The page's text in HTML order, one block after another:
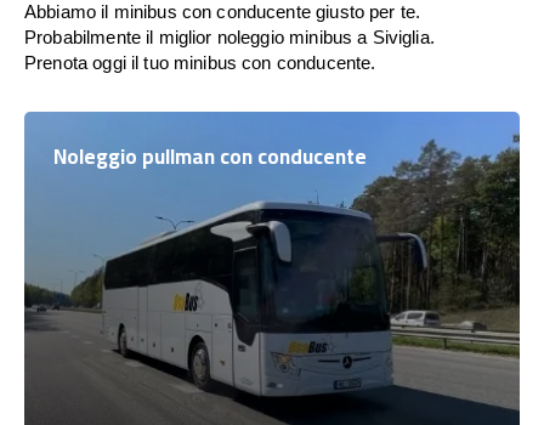
Abbiamo il minibus con conducente giusto per te.
Probabilmente il miglior noleggio minibus a Siviglia.
Prenota oggi il tuo minibus con conducente.
Noleggio pullman con conducente